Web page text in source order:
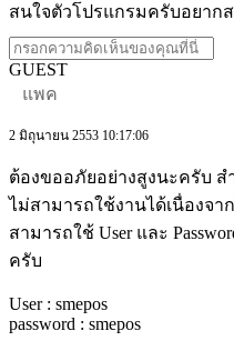
สนใจตัวโปรแกรมครับอยาก
GUEST
แพค
2 มิถุนายน 2553 10:17:06
ต้องขออภัยอย่างสูงนะครับ
ไม่สามารถใช้งานได้เนื่องจา
สามารถใช้ User และ
ครับ
User : smepos
password : smepos